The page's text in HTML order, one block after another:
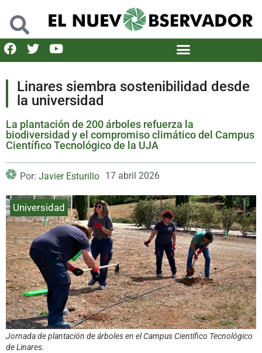
Linares siembra sostenibilidad desde
la universidad
La plantación de 200 árboles refuerza la
biodiversidad y el compromiso climático del Campus
Científico Tecnológico de la UJA
Por: Javier Esturillo 17 abril 2026
Universidad
Jornada de plantación de árboles en el Campus Científico Tecnológico
de Linares.